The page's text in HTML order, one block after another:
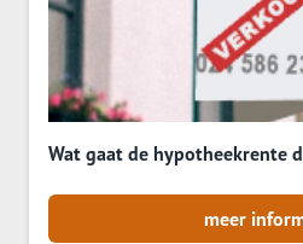
Wat gaat de hypotheekrente
meer